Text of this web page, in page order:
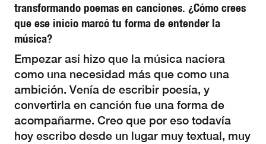
transformando poemas en canciones. ¿Cómo crees
que ese inicio marcó tu forma de entender la
música?
Empezar así hizo que la música naciera
como una necesidad más que como una
ambición. Venía de escribir poesía, y
convertirla en canción fue una forma de
acompañarme. Creo que por eso todavía
hoy escribo desde un lugar muy textual, muy